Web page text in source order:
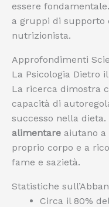
essere
a gruppi di supporto
nutrizionista.
Approfondimenti
La Psicologia Dietro
La ricerca dimostra
capacità di
successo nella
alimentare aiutano a
proprio corpo e a
fame e sazietà.
Statistiche
Circa il 80%